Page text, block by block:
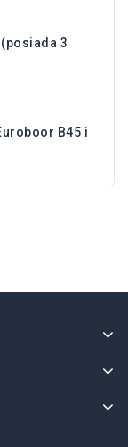
3
B45 i